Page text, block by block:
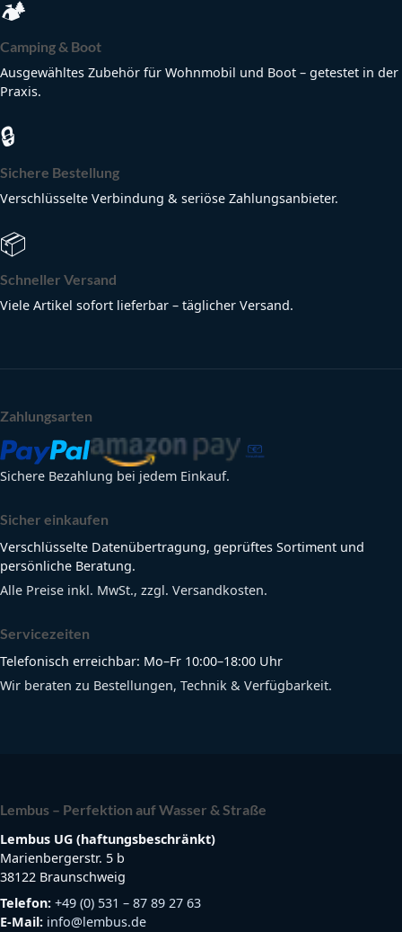
🏕
Camping & Boot
Ausgewähltes Zubehör für Wohnmobil und Boot – getestet in der
Praxis.
🔒
Sichere Bestellung
Verschlüsselte Verbindung & seriöse Zahlungsanbieter.
📦
Schneller Versand
Viele Artikel sofort lieferbar – täglicher Versand.
Zahlungsarten
Sichere Bezahlung bei jedem Einkauf.
Sicher einkaufen
Verschlüsselte Datenübertragung, geprüftes Sortiment und
persönliche Beratung.
Alle Preise inkl. MwSt., zzgl. Versandkosten.
Servicezeiten
Telefonisch erreichbar: Mo–Fr 10:00–18:00 Uhr
Wir beraten zu Bestellungen, Technik & Verfügbarkeit.
Lembus – Perfektion auf Wasser & Straße
Lembus UG (haftungsbeschränkt)
Marienbergerstr. 5 b
38122 Braunschweig
Telefon: +49 (0) 531 – 87 89 27 63
E-Mail: info@lembus.de